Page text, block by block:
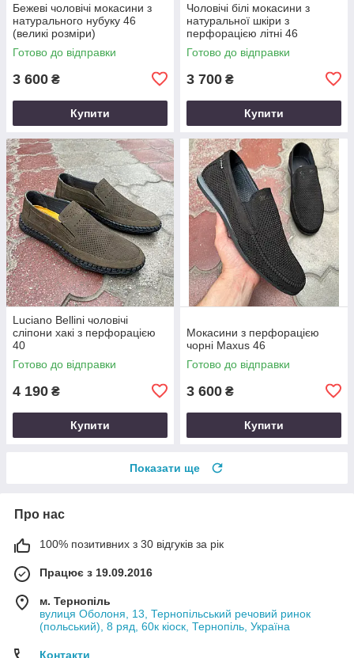
Бежеві чоловічі мокасини з
натурального нубуку 46
(великі розміри)
Готово до відправки
3 600 ₴
Купити
Чоловічі білі мокасини з
натуральної шкіри з
перфорацією літні 46
Готово до відправки
3 700 ₴
Купити
Luciano Bellini чоловічі
сліпони хакі з перфорацією
40
Готово до відправки
4 190 ₴
Купити
Мокасини з перфорацією
чорні Maxus 46
Готово до відправки
3 600 ₴
Купити
Показати ще
Про нас
100% позитивних з 30 відгуків за рік
Працює з 19.09.2016
м. Тернопіль
вулиця Оболоня, 13, Тернопільський речовий ринок
(польський), 8 ряд, 60к кіоск, Тернопіль, Україна
Контакти